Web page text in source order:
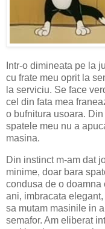
Intr-o dimineata pe la
cu frate meu oprit la
la serviciu. Se face
cel din fata mea
o bufnitura usoara.
spatele meu nu a
masina.
Din instinct m-am dat
minime, doar bara
condusa de o doamna
ani, imbracata
sa mutam masinile in
semafor. Am eliberat